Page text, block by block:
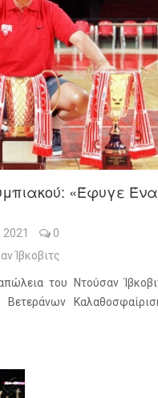
«Έφυγε
0
Ίβκοβιτς
του Ντούσαν